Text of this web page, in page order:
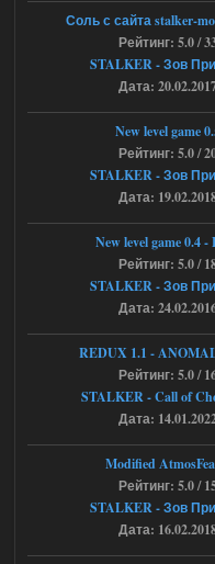
Объединенный Пак 2
STCoP WP 3.4
Stalker-Mods-
Доступно только для
Объединенный Пак 2
STCoP WP 3.4
andreyforest1993
там есть опция
анимации нпс, я
галочку но толку ноль, ни
анимаций нет, может это
не известно, больше нет ни
кнопок по поводу анимаций
Последний рассвет -
Stalker-Mods-
Соль с сайта stalker-
Рейтинг: 5.0 /
STALKER - Зов
Дата:
New level game
Рейтинг: 5.0 /
STALKER - Зов
Дата:
New level game 0.4 -
Рейтинг: 5.0 /
STALKER - Зов
Дата:
REDUX 1.1​​​​​​​ -
Рейтинг: 5.0 /
STALKER - Call of
Дата:
Modified
Рейтинг: 5.0 /
STALKER - Зов
Дата: